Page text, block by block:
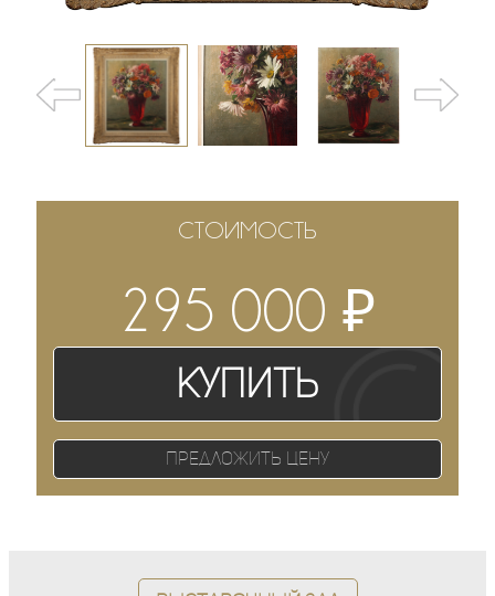
СТОИМОСТЬ
295 000 ₽
Купить
Предложить цену